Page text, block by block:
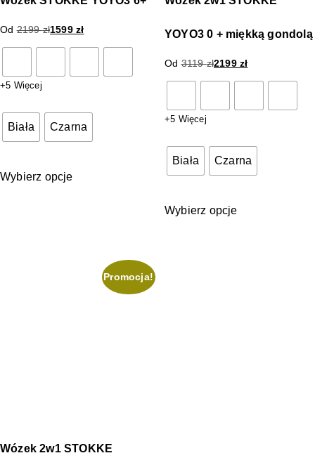
Od2199zł1599zł
+5 Więcej
Biała Czarna
Wybierz opcje
YOYO3 0 + miękką gondolą
Od3119zł2199zł
+5 Więcej
Biała Czarna
Wybierz opcje
Promocja!
Wózek 2w1 STOKKE